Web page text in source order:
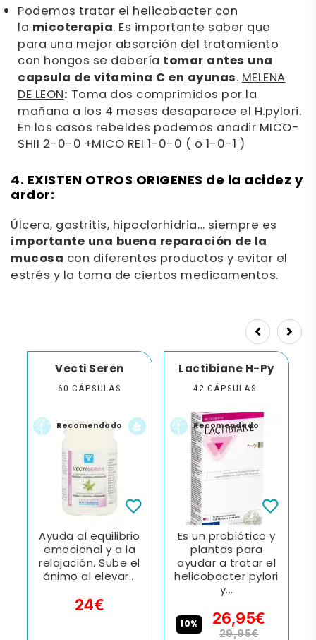
Podemos tratar el helicobacter con
la micoterapia. Es importante saber que
para una mejor absorción del tratamiento
con hongos se debería tomar antes una
capsula de vitamina C en ayunas.MELENA
DE LEON: Toma dos comprimidos por la
mañana a los 4 meses desaparece el H.pylori.
En los casos rebeldes podemos añadir MICO-
SHII 2-0-0 +MICO REI 1-0-0 ( o 1-0-1 )
4. EXISTEN OTROS ORIGENES de la acidez y
ardor:
Úlcera, gastritis, hipoclorhidria… siempre es
importante una buena reparación de la
mucosa con diferentes productos y evitar el
estrés y la toma de ciertos medicamentos.
Prev
Vecti Seren
60 CÁPSULAS
Recomendado
Ayuda al equilibrio
emocional y a la
relajación. Sube el
ánimo al elevar...
24€
Lactibiane H-Py
42 CÁPSULAS
Recomendado
Es un probiótico y
plantas para
ayudar a tratar el
helicobacter pylori
y...
10% 26,95€
29,95€
Next